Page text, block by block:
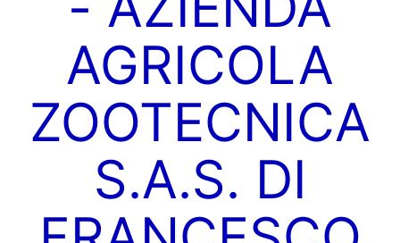
AGRICOLA
ZOOTECNICA
S.A.S. DI